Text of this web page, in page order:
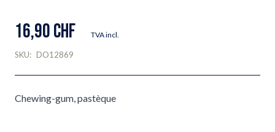
16,90 CHF TVA incl.
SKU: DO12869
Chewing-gum, pastèque